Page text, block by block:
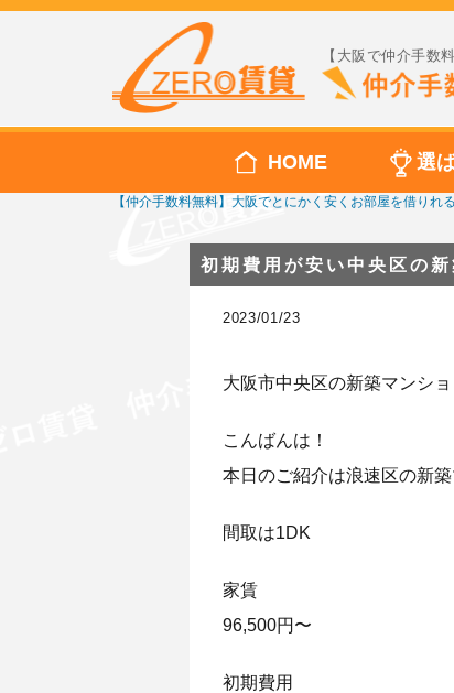
【大阪で仲介手数
HOME 選
【仲介手数料無料】大阪でとにかく安くお部屋を借りれ
初期費用が安い中央区の
2023/01/23
大阪市中央区の新築マンシ
こんばんは！
本日のご紹介は浪速区の新
間取は1DK
家賃
96,500円〜
初期費用